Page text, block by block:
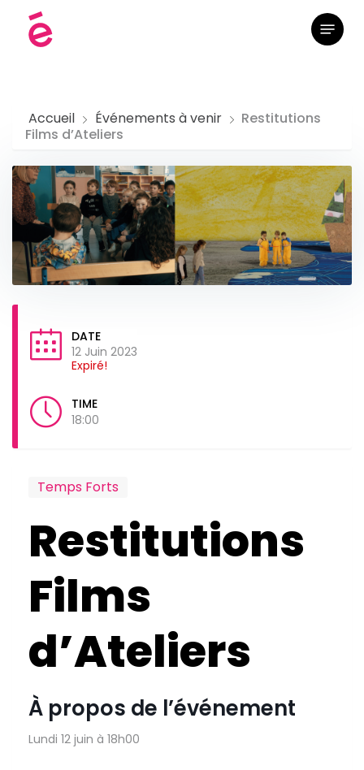
Menu
Accueil Événements à venir
Restitutions
Films d’Ateliers
DATE
12 Juin 2023
Expiré!
TIME
18:00
Temps Forts
Restitutions
Films
d’Ateliers
À propos de l’événement
Lundi 12 juin à 18h00